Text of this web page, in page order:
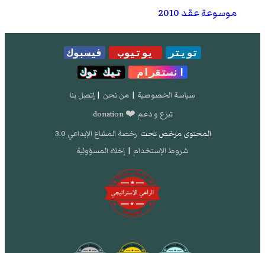
موسوعة عقد 2010
تويتر يوتيوب
فيسبوك
انستقرام
تيك توك
سياسة الخصوصية | من نحن | إتصل بنا
تبرع و دعم ❤️ donation
المحتوى مرخص تحت رخصة المشاع الإبداعي 3.0
شروط الإستخدام | إخلاء المسؤولية